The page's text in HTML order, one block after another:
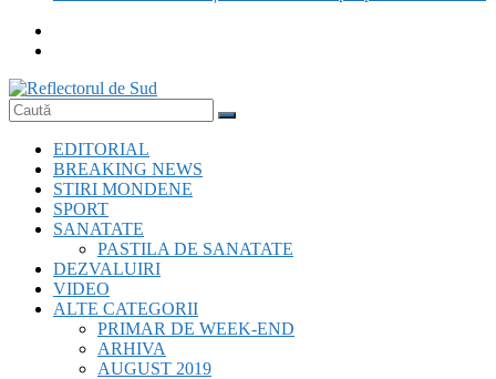
Reflectorul
Sud
EDITORIAL
BREAKING NEWS
STIRI MONDENE
SPORT
SANATATE
PASTILA DE SANATATE
DEZVALUIRI
VIDEO
ALTE CATEGORII
PRIMAR DE WEEK-END
ARHIVA
AUGUST 2019